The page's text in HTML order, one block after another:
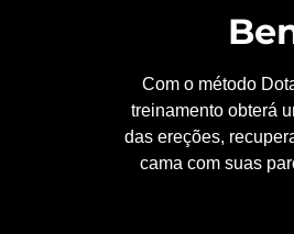
Com o método
treinamento obterá
das ereções,
cama com suas